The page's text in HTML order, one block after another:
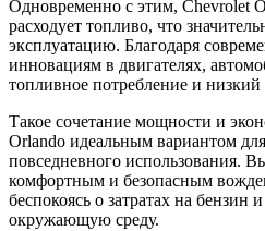
Одновременно с этим, Chevrolet
расходует топливо, что
эксплуатацию. Благодаря
инновациям в двигателях,
топливное потребление и
Такое сочетание мощности и
Orlando идеальным вариантом
повседневного использования.
комфортным и безопасным
беспокоясь о затратах на бензин
окружающую среду.